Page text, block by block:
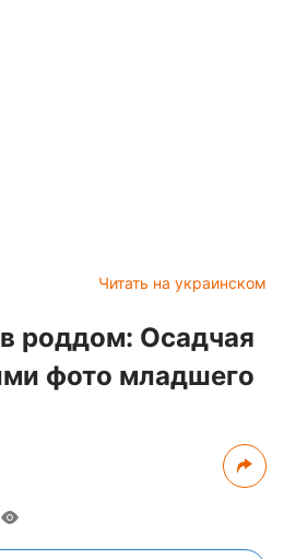
Читать на украинском
роддом: Осадчая
фото младшего